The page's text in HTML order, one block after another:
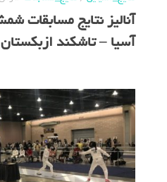
آنالیز نتایج مسابقات
آسیا – تاشکند ازبکستان –